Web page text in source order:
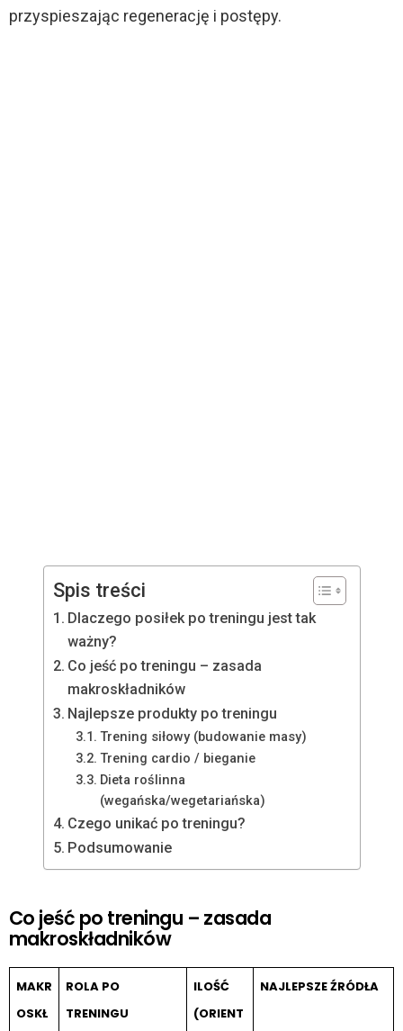
przyspieszając regenerację i postępy.
Spis treści
Dlaczego posiłek po treningu jest tak
ważny?
Co jeść po treningu – zasada
makroskładników
Najlepsze produkty po treningu
Trening siłowy (budowanie masy)
Trening cardio / bieganie
Dieta roślinna
(wegańska/wegetariańska)
Czego unikać po treningu?
Podsumowanie
Co jeść po treningu – zasada
makroskładników
MAKR
OSKŁ
ROLA PO
TRENINGU
ILOŚĆ
(ORIENT
NAJLEPSZE ŹRÓDŁA